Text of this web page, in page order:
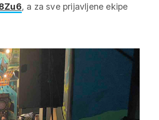
, a za sve prijavljene ekipe